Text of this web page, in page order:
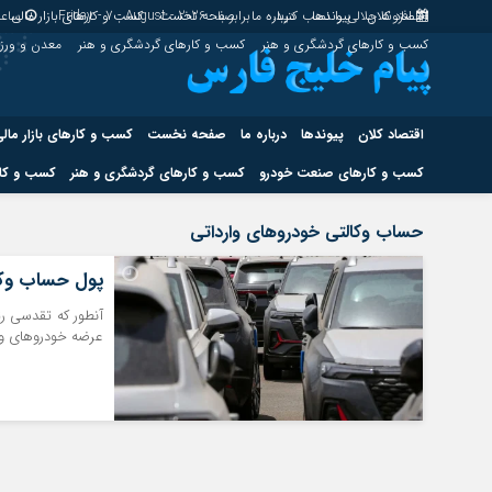
افزونه جلالی را نصب کنید. برابر با : Friday - 7 - August - 2026 اقتصاد کلان پیوندها درباره ما صفحه نخست کسب و کارهای بازار مالی
کسب و کارهای گردشگری و هنر
کسب و کارهای گردشگری و هنر معدن و
اقتصاد کلان پیوندها درباره ما صفحه نخست کسب و کارهای بازار
کسب و کارهای صنعت خودرو
کسب و کارهای گردشگری و هنر کسب و
کسب و کارهای حوزه انرژی کسب و کارهای
هوش مصنوعی
حساب وکالتی خودروهای وارداتی
پول حساب وکالتی
آنطور که تقدسی
عرضه خودروهای